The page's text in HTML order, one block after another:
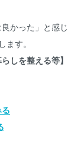
かった」と感じ
ます。
しを整える等】